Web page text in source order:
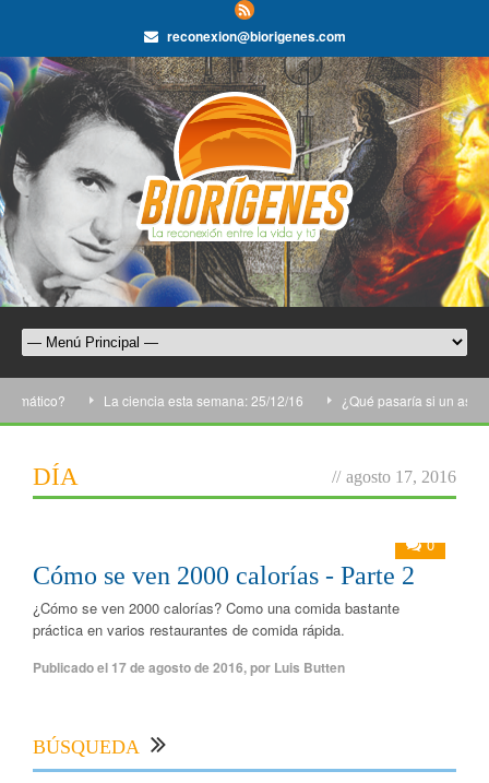
reconexion@biorigenes.com
La ciencia esta semana: 25/12/16 ¿Qué pasaría si un
DÍA // agosto 17, 2016
0
Cómo se ven 2000 calorías - Parte 2
¿Cómo se ven 2000 calorías? Como una comida bastante
práctica en varios restaurantes de comida rápida.
Publicado el 17 de agosto de 2016,por Luis Butten
BÚSQUEDA